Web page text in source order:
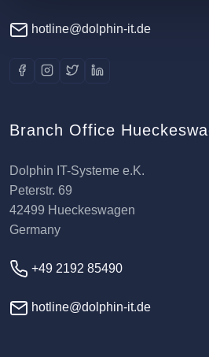
hotline@dolphin-it.de
Branch Office
Dolphin IT-Systeme e.K.
Peterstr. 69
42499 Hueckeswagen
Germany
+49 2192 85490
hotline@dolphin-it.de